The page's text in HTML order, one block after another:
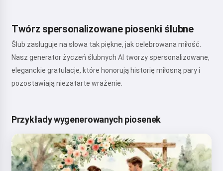
Twórz spersonalizowane piosenki ślubne
Ślub zasługuje na słowa tak piękne, jak celebrowana miłość.
Nasz generator życzeń ślubnych AI tworzy spersonalizowane,
eleganckie gratulacje, które honorują historię miłosną pary i
pozostawiają niezatarte wrażenie.
Przykłady wygenerowanych piosenek